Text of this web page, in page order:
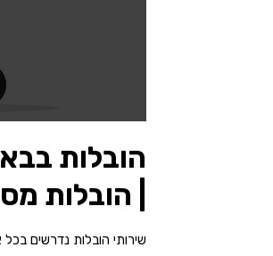
הובלות
| הובלות
שירותי הובלות נדרשים